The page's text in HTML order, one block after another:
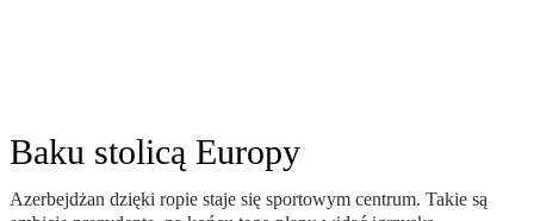
Baku stolicą Europy
Azerbejdżan dzięki ropie staje się sportowym centrum. Takie są